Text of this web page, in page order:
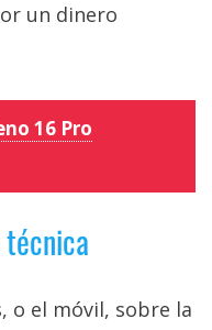
un dinero
16 Pro
técnica
o el móvil, sobre la